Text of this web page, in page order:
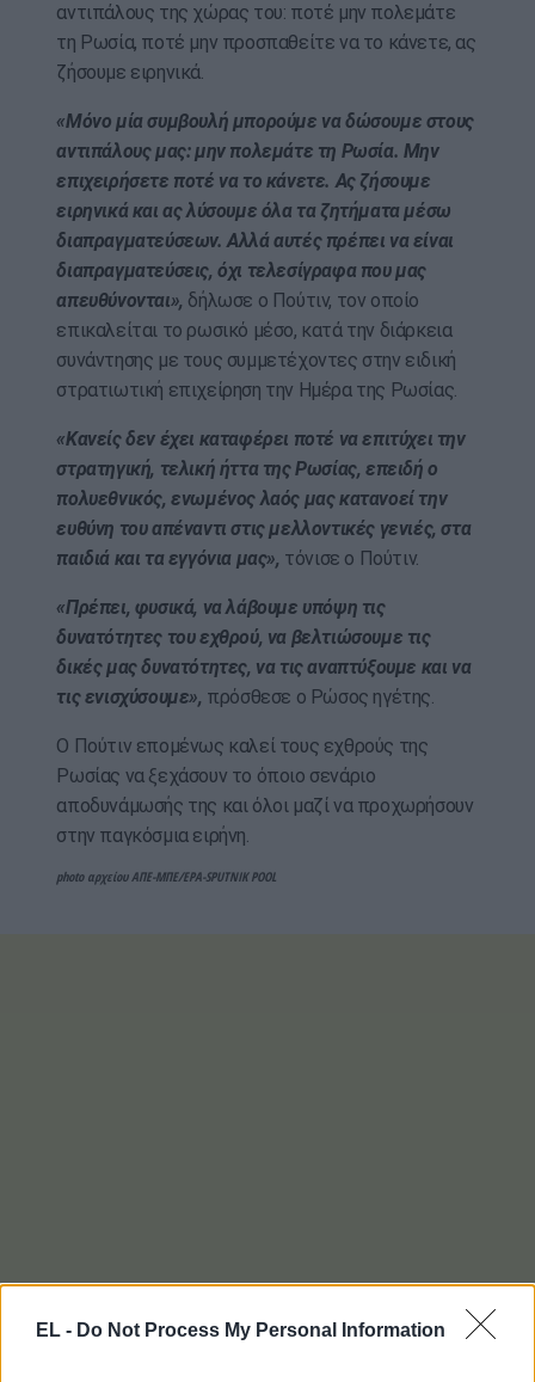
EL - Do Not Process My Personal Information
αντιπάλους της χώρας του: ποτέ μην πολεμάτε
τη Ρωσία, ποτέ μην προσπαθείτε να το κάνετε, ας
ζήσουμε ειρηνικά.
«Μόνο μία συμβουλή μπορούμε να δώσουμε στους
αντιπάλους μας: μην πολεμάτε τη Ρωσία. Μην
επιχειρήσετε ποτέ να το κάνετε. Ας ζήσουμε
ειρηνικά και ας λύσουμε όλα τα ζητήματα μέσω
διαπραγματεύσεων. Αλλά αυτές πρέπει να είναι
διαπραγματεύσεις, όχι τελεσίγραφα που μας
απευθύνονται», δήλωσε ο Πούτιν, τον οποίο
επικαλείται το ρωσικό μέσο, κατά την διάρκεια
συνάντησης με τους συμμετέχοντες στην ειδική
στρατιωτική επιχείρηση την Ημέρα της Ρωσίας.
«Κανείς δεν έχει καταφέρει ποτέ να επιτύχει την
στρατηγική, τελική ήττα της Ρωσίας, επειδή ο
πολυεθνικός, ενωμένος λαός μας κατανοεί την
ευθύνη του απέναντι στις μελλοντικές γενιές, στα
παιδιά και τα εγγόνια μας», τόνισε ο Πούτιν.
«Πρέπει, φυσικά, να λάβουμε υπόψη τις
δυνατότητες του εχθρού, να βελτιώσουμε τις
δικές μας δυνατότητες, να τις αναπτύξουμε και να
τις ενισχύσουμε», πρόσθεσε ο Ρώσος ηγέτης.
Ο Πούτιν επομένως καλεί τους εχθρούς της
Ρωσίας να ξεχάσουν το όποιο σενάριο
αποδυνάμωσής της και όλοι μαζί να προχωρήσουν
στην παγκόσμια ειρήνη.
photo αρχείου ΑΠΕ-ΜΠΕ/EPA-SPUTNIK POOL